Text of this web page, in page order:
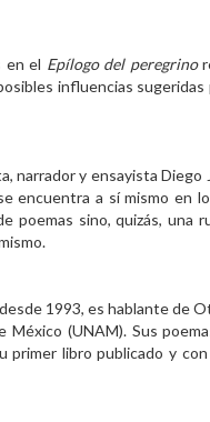
en el Epílogo del peregrino
influencias
narrador y ensayista
encuentra a sí mismo en
poemas sino, quizás, una
1993, es hablante de
México (UNAM). Sus
primer libro publicado y